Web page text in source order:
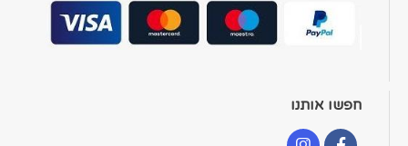
חפשו אותנו